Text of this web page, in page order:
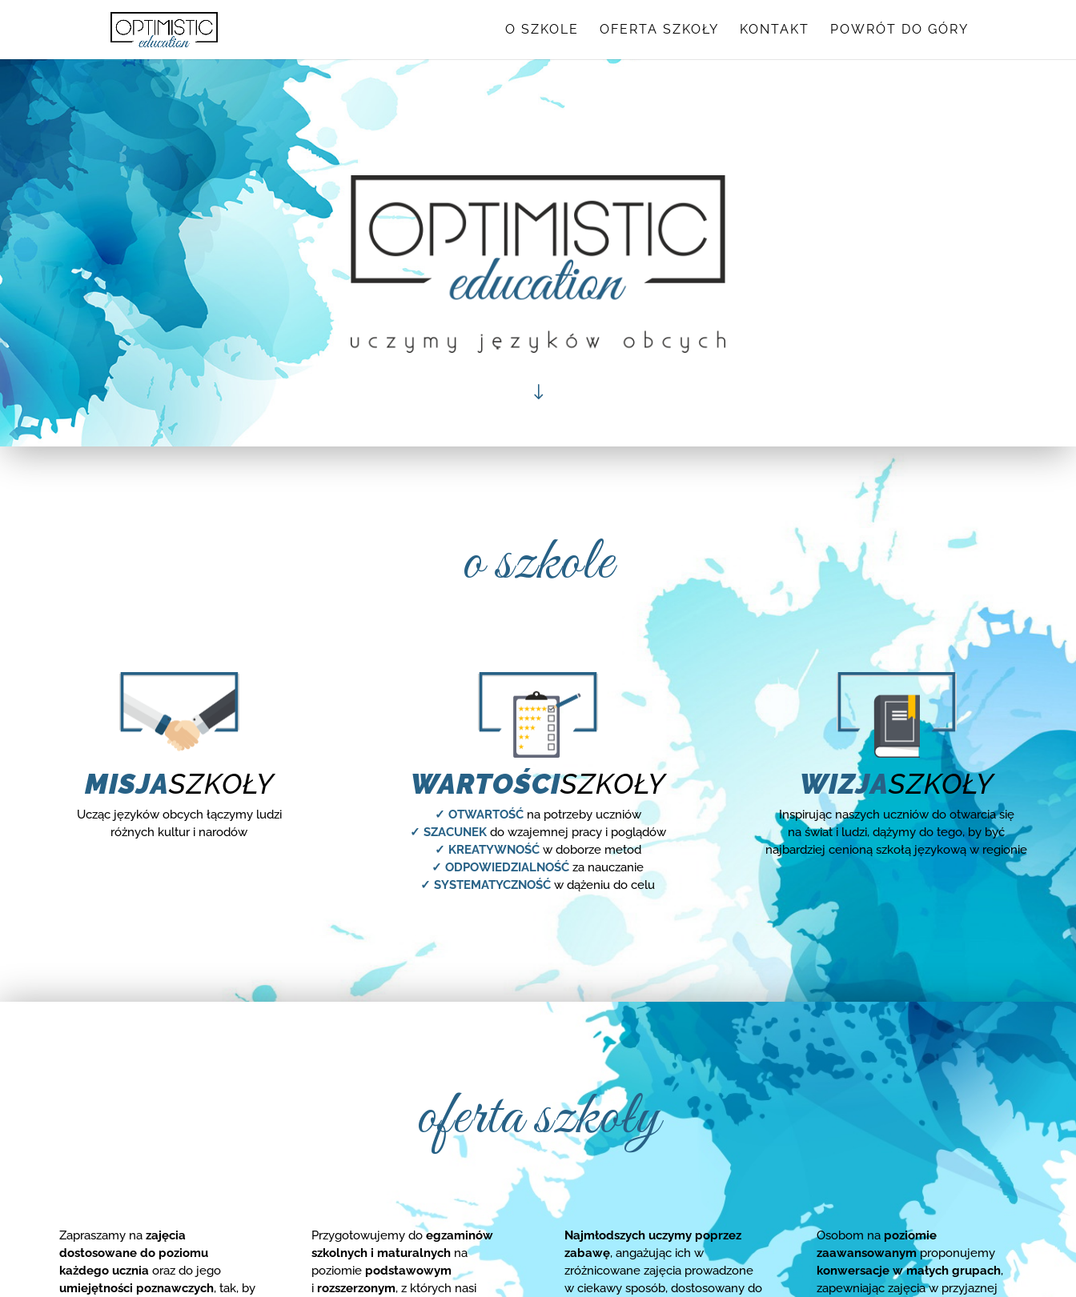
O SZKOLE OFERTA SZKOŁY KONTAKT POWRÓT DO GÓRY
"
o szkole
MISJASZKOŁY
Ucząc języków obcych łączymy ludzi
różnych kultur i narodów
WARTOŚCISZKOŁY
✓ OTWARTOŚĆna potrzeby uczniów
✓ SZACUNEKdo wzajemnej pracy i poglądów
✓ KREATYWNOŚĆw doborze metod
✓ ODPOWIEDZIALNOŚĆ za nauczanie
✓ SYSTEMATYCZNOŚĆ w dążeniu do celu
WIZJASZKOŁY
Inspirując naszych uczniów do otwarcia się
na świat i ludzi, dążymy do tego, by być
najbardziej cenioną szkołą językową w regionie
oferta szkoły
Zapraszamy nazajęcia
dostosowane do poziomu
każdego ucznia oraz do jego
umiejętności poznawczych, tak, by
Przygotowujemy doegzaminów
szkolnych i maturalnych na
poziomie podstawowym
i rozszerzonym, z których nasi
Najmłodszych uczymy poprzez
zabawę, angażując ich w
zróżnicowane zajęcia prowadzone
w ciekawy sposób, dostosowany do
Osobom na poziomie
zaawansowanymproponujemy
konwersacje w małych grupach,
zapewniając zajęcia w przyjaznej